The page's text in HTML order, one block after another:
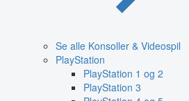
Se alle Konsoller & Videospil
PlayStation
PlayStation 1 og 2
PlayStation 3